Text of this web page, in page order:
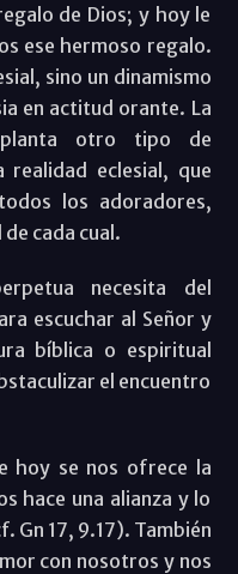
de Dios; y hoy le
ese hermoso regalo.
sino un dinamismo
en actitud orante. La
otro tipo de
realidad eclesial, que
los adoradores,
cada cual.
necesita del
escuchar al Señor y
bíblica o espiritual
el encuentro
hoy se nos ofrece la
hace una alianza y lo
Gn 17, 9.17). También
con nosotros y nos